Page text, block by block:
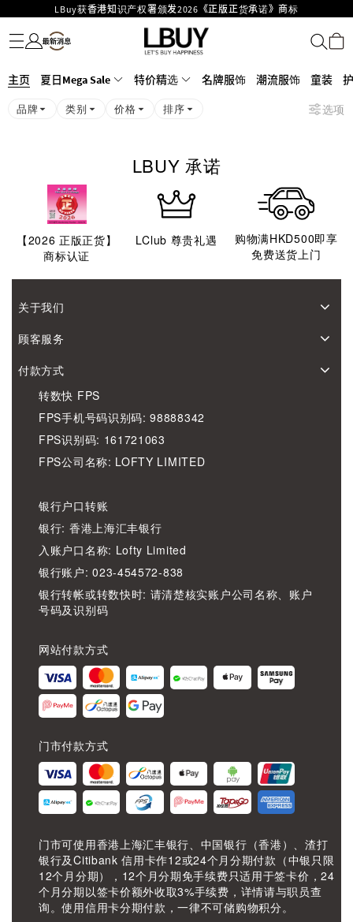
LBuy获香港知识产权署颁发2026《正版正货承诺》商标
LBuy MEGA SALE 精选名牌手袋及小皮具低至6折
Goyard Hobo / Hobo Mini人气限量特别版限时原价低至75折!
LBuy Nintendo Switch / Nintendo Switch 2 正规商品零售店登陆MOKO 4楼
重要通告：银行转帐及转数快付款注意事项
名牌服饰
潮流服饰
童装
护肤美妆
香水香薰
个人护理
母婴护理
游戏及精品玩具
文仪用品
家居生活
电子产品
美食
医药保健
运动与户外用品
主页 夏日Mega Sale 特价精选 名牌服饰 潮流服饰 童装
品牌 类别 价格 排序 选项
LBUY 承诺
【2026 正版正货】
商标认证
LClub 尊贵礼遇
购物满HKD500即享
免费送货上门
关于我们
顾客服务
付款方式
转数快 FPS
FPS手机号码识别码: 98888342
FPS识别码: 161721063
FPS公司名称: LOFTY LIMITED
银行户口转账
银行: 香港上海汇丰银行
入账户口名称: Lofty Limited
银行账户: 023-454572-838
银行转帐或转数快时: 请清楚核实账户公司名称、账户
号码及识别码
网站付款方式
门市付款方式
门市可使用香港上海汇丰银行、中国银行（香港）、渣打
银行及Citibank 信用卡作12或24个月分期付款（中银只限
12个月分期），12个月分期免手续费只适用于签卡价，24
个月分期以签卡价额外收取3%手续费，详情请与职员查
询。使用信用卡分期付款，一律不可储购物积分。